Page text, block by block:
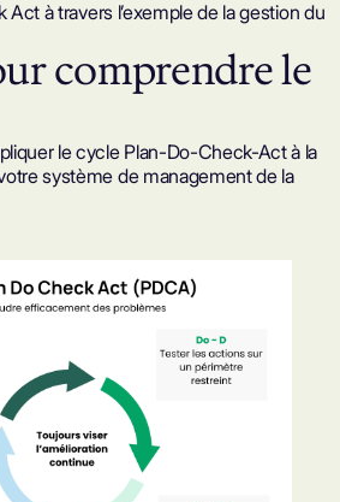
Act à travers l’exemple de la gestion du
comprendre le
le cycle Plan-Do-Check-Act à la
système de management de la